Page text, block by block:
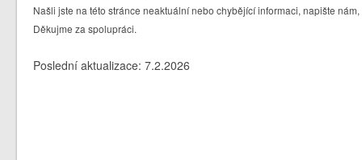
Našli jste na této stránce neaktuální nebo chybějící informaci, napište
Děkujme za spolupráci.
Poslední aktualizace: 7.2.2026